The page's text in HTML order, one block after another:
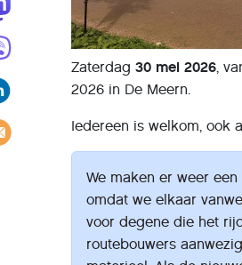
Zaterdag30 mei 2026,
2026 in De Meern.
Iedereen is welkom, ook
We maken er weer
omdat we elkaar
voor degene die het
routebouwers